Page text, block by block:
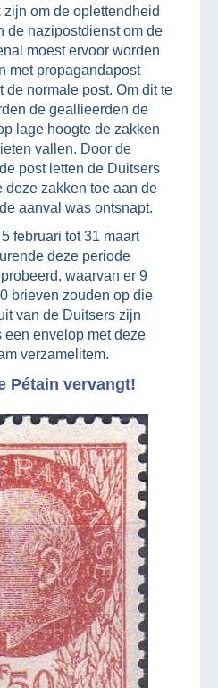
om de oplettendheid
de nazipostdienst om de
moest ervoor worden
met propagandapost
de normale post. Om dit te
de geallieerden de
lage hoogte de zakken
vallen. Door de
post letten de Duitsers
deze zakken toe aan de
aanval was ontsnapt.
februari tot 31 maart
deze periode
waarvan er 9
brieven zouden op die
van de Duitsers zijn
envelop met deze
verzamelitem.
Pétain vervangt!